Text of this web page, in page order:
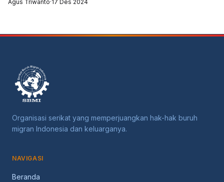
(P to P). Skema ini berlaku bagi penempatan P...
Agus Triwanto·17 Des 2024
Organisasi serikat yang memperjuangkan hak-hak buruh
migran Indonesia dan keluarganya.
NAVIGASI
Beranda